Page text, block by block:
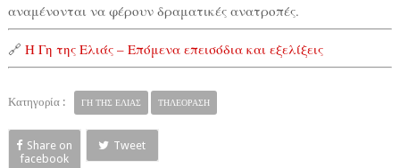
αναμένονται να φέρουν δραματικές ανατροπές.
🔗 Η Γη της Ελιάς – Επόμενα επεισόδια και εξελίξεις
Κατηγορία : ΓΗ ΤΗΣ ΕΛΙΑΣ ΤΗΛΕΟΡΑΣΗ
Share on
facebook
Tweet